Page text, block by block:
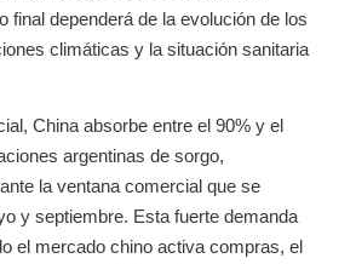
final dependerá de la evolución de los
climáticas y la situación sanitaria
China absorbe entre el 90% y el
argentinas de sorgo,
la ventana comercial que se
y septiembre. Esta fuerte demanda
el mercado chino activa compras, el